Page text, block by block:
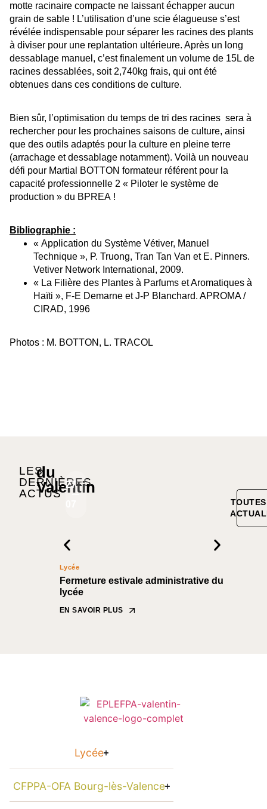
motte racinaire compacte ne laissant échapper aucun
grain de sable ! L’utilisation d’une scie élagueuse s’est
révélée indispensable pour séparer les racines des plants
à diviser pour une replantation ultérieure. Après un long
dessablage manuel, c’est finalement un volume de 15L de
racines dessablées, soit 2,740kg frais, qui ont été
obtenues dans ces conditions de culture.
Bien sûr, l’optimisation du temps de tri des racines sera à
rechercher pour les prochaines saisons de culture, ainsi
que des outils adaptés pour la culture en pleine terre
(arrachage et dessablage notamment). Voilà un nouveau
défi pour Martial BOTTON formateur référent pour la
capacité professionnelle 2 « Piloter le système de
production » du BPREA !
Bibliographie :
« Application du Système Vétiver, Manuel
Technique », P. Truong, Tran Tan Van et E. Pinners.
Vetiver Network International, 2009.
« La Filière des Plantes à Parfums et Aromatiques à
Haïti », F-E Demarne et J-P Blanchard. APROMA /
CIRAD, 1996
Photos : M. BOTTON, L. TRACOL
LES
DERNIÈRES
ACTUS
du
Valentin
27
Lycée
Fermeture estivale administrative du
lycée
EN SAVOIR PLUS
07
Lycée
CFPPA-OFA Bourg-lès-Valence